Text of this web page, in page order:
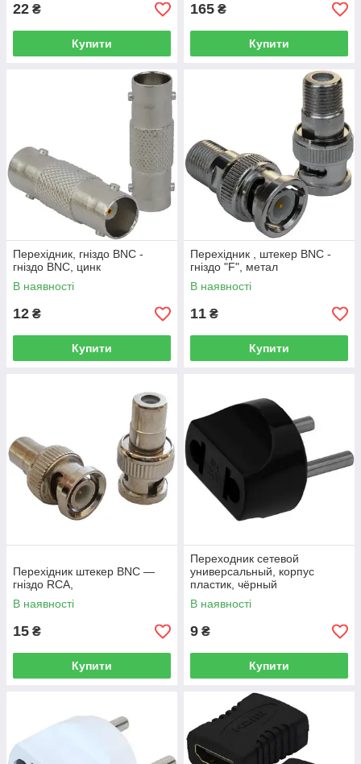
22 ₴
Купити
165 ₴
Купити
Перехідник, гніздо BNC -
гніздо BNC, цинк
В наявності
12 ₴
Купити
Перехідник , штекер BNC -
гніздо "F", метал
В наявності
11 ₴
Купити
Перехідник штекер BNC —
гніздо RCA,
В наявності
15 ₴
Купити
Переходник сетевой
универсальный, корпус
пластик, чёрный
В наявності
9 ₴
Купити